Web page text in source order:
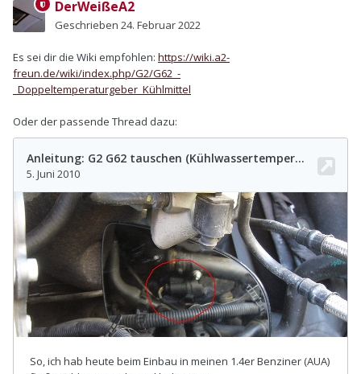
DerWeißeA2
Geschrieben 24. Februar 2022
Es sei dir die Wiki empfohlen: https://wiki.a2-
freun.de/wiki/index.php/G2/G62_-
_Doppeltemperaturgeber_Kühlmittel
Oder der passende Thread dazu: